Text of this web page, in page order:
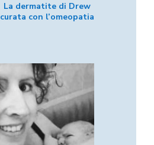
La dermatite di Drew
curata con l’omeopatia